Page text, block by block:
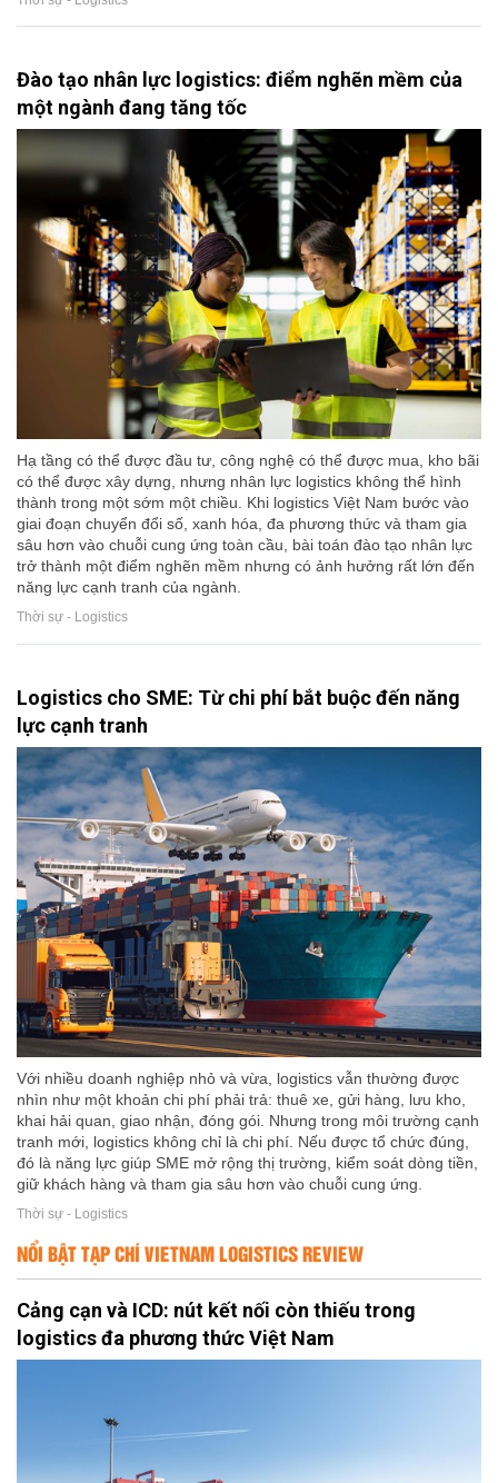
Đào tạo nhân lực logistics: điểm nghẽn mềm của
một ngành đang tăng tốc
Hạ tầng có thể được đầu tư, công nghệ có thể được mua, kho bãi
có thể được xây dựng, nhưng nhân lực logistics không thể hình
thành trong một sớm một chiều. Khi logistics Việt Nam bước vào
giai đoạn chuyển đổi số, xanh hóa, đa phương thức và tham gia
sâu hơn vào chuỗi cung ứng toàn cầu, bài toán đào tạo nhân lực
trở thành một điểm nghẽn mềm nhưng có ảnh hưởng rất lớn đến
năng lực cạnh tranh của ngành.
Thời sự - Logistics
Logistics cho SME: Từ chi phí bắt buộc đến năng
lực cạnh tranh
Với nhiều doanh nghiệp nhỏ và vừa, logistics vẫn thường được
nhìn như một khoản chi phí phải trả: thuê xe, gửi hàng, lưu kho,
khai hải quan, giao nhận, đóng gói. Nhưng trong môi trường cạnh
tranh mới, logistics không chỉ là chi phí. Nếu được tổ chức đúng,
đó là năng lực giúp SME mở rộng thị trường, kiểm soát dòng tiền,
giữ khách hàng và tham gia sâu hơn vào chuỗi cung ứng.
Thời sự - Logistics
NỔI BẬT TẠP CHÍ VIETNAM LOGISTICS REVIEW
Cảng cạn và ICD: nút kết nối còn thiếu trong
logistics đa phương thức Việt Nam